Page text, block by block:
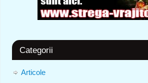
Categorii
Articole